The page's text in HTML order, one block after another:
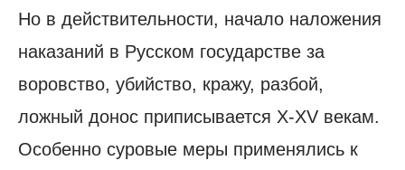
Но в действительности, начало наложения
наказаний в Русском государстве за
воровство, убийство, кражу, разбой,
ложный донос приписывается X-XV векам.
Особенно суровые меры применялись к